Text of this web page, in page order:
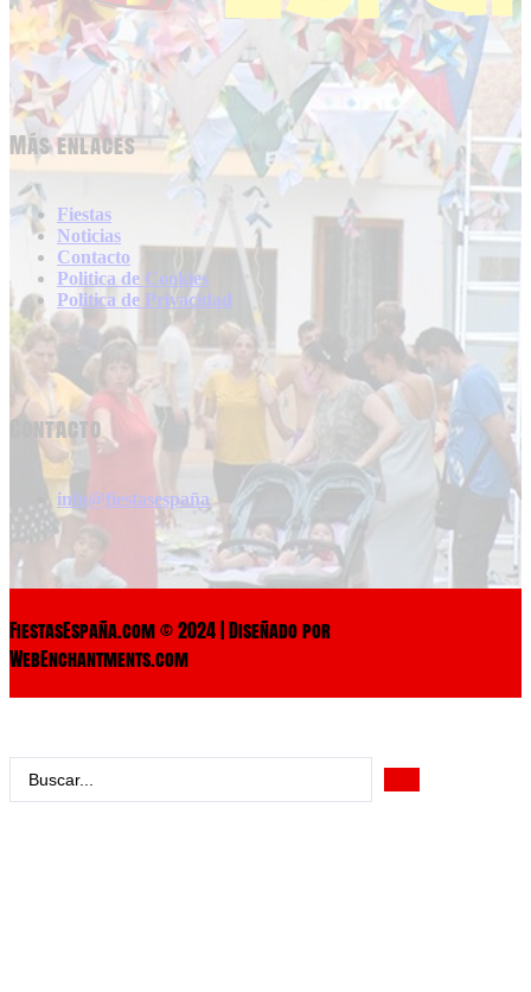
Más enlaces
Fiestas
Noticias
Contacto
Politica de Cookies
Politica de Privacidad
Contacto
info@fiestasespaña
FiestasEspaña.com © 2024 | Diseñado por
WebEnchantments.com